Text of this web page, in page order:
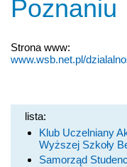
Poznaniu
Strona www:
www.wsb.net.pl/
lista:
Klub Uczelniany
Wyższej Szkoły
Samorząd